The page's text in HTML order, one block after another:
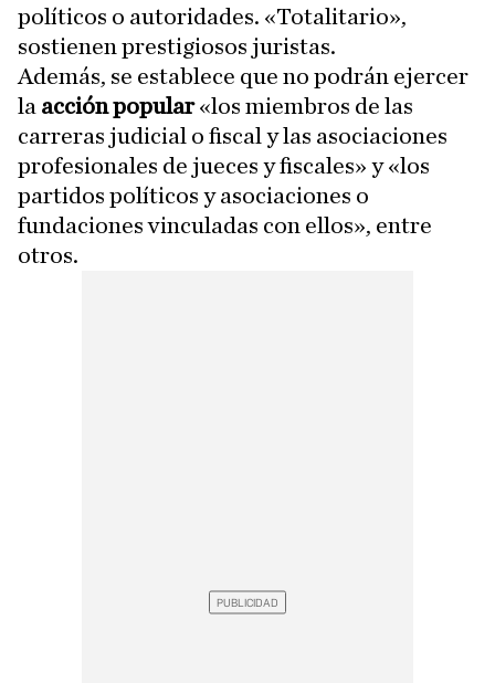
políticos o autoridades. «Totalitario»,
sostienen prestigiosos juristas.
Además, se establece que no podrán ejercer
la acción popular«los miembros de las
carreras judicial o fiscal y las asociaciones
profesionales de jueces y fiscales» y «los
partidos políticos y asociaciones o
fundaciones vinculadas con ellos», entre
otros.